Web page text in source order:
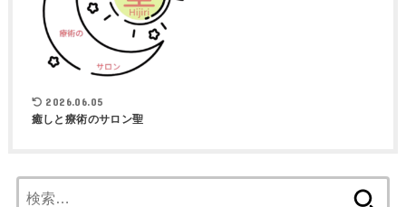
2026.06.05
癒しと療術のサロン聖